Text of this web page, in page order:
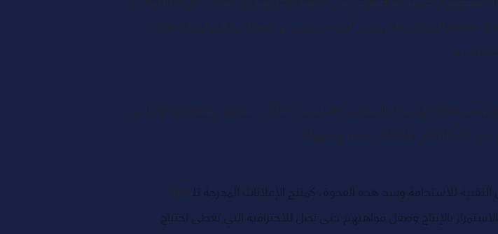
كقيادة السيارة والجري في أقرب ممشى، وغيرهما من الممارسات التي
فإن صناع المحتوى والمنتجين يبذلون قصارى جهدهم لإنتاج برامج
باب التواصل والتفاعل بيسر وسهولة.
للاستدامة وسد هذه الفجوة، كمنتج الإعلانات المدرجة تلقائيا /
بالإنتاج وصقل مواهبهم حتى تصل للاحترافية التي تغطي احتياج